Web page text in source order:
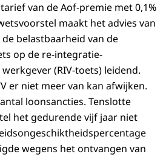
van de Aof-premie met 0,1%
maakt het advies van
belastbaarheid van de
op de re-integratie-
(RIV-toets) leidend.
er niet meer van kan afwijken.
loonsancties. Tenslotte
het gedurende vijf jaar niet
wegens het ontvangen van